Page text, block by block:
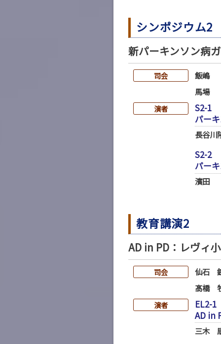
シンポジウム2
新パーキンソン病
司会
飯嶋
馬場
演者
S2-1
パー
長谷川
S2-2
パー
濱田
教育講演2
AD in PD：レヴィ
司会
仙石
髙橋
演者
EL2-1
AD in
三木